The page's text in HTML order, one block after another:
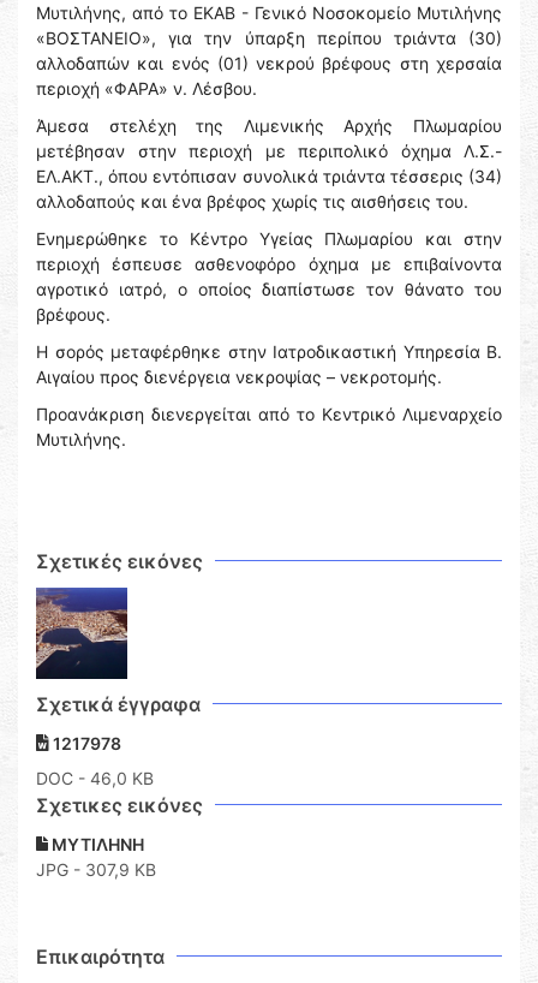
Μυτιλήνης, από το ΕΚΑΒ - Γενικό Νοσοκομείο Μυτιλήνης
«ΒΟΣΤΑΝΕΙΟ», για την ύπαρξη περίπου τριάντα (30)
αλλοδαπών και ενός (01) νεκρού βρέφους στη χερσαία
περιοχή «ΦΑΡΑ» ν. Λέσβου.
Άμεσα στελέχη της Λιμενικής Αρχής Πλωμαρίου
μετέβησαν στην περιοχή με περιπολικό όχημα Λ.Σ.-
ΕΛ.ΑΚΤ., όπου εντόπισαν συνολικά τριάντα τέσσερις (34)
αλλοδαπούς και ένα βρέφος χωρίς τις αισθήσεις του.
Ενημερώθηκε το Κέντρο Υγείας Πλωμαρίου και στην
περιοχή έσπευσε ασθενοφόρο όχημα με επιβαίνοντα
αγροτικό ιατρό, ο οποίος διαπίστωσε τον θάνατο του
βρέφους.
Η σορός μεταφέρθηκε στην Ιατροδικαστική Υπηρεσία Β.
Αιγαίου προς διενέργεια νεκροψίας – νεκροτομής.
Προανάκριση διενεργείται από το Κεντρικό Λιμεναρχείο
Μυτιλήνης.
Σχετικές εικόνες
Σχετικά έγγραφα
1217978
DOC - 46,0 KB
Σχετικες εικόνες
ΜΥΤΙΛΗΝΗ
JPG - 307,9 KB
Επικαιρότητα